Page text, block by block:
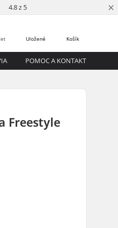
4.8 z 5 ×
Košík
Uložené
POMOC A KONTAKT
Freestyle